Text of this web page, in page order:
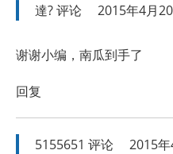
達?评论 2015年4月
谢谢小编，南瓜到手了
回复
5155651 评论 2015